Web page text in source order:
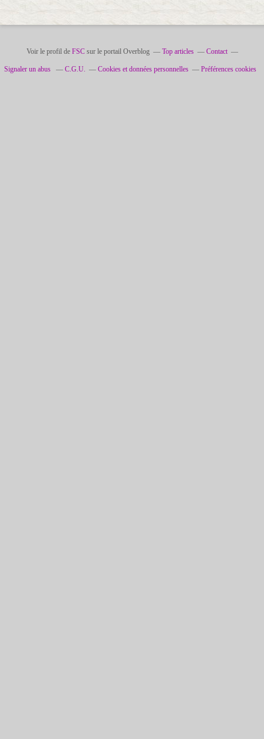
Voir le profil de FSCsur le portail Overblog Top articles Contact
Signaler un abus C.G.U. Cookies et données personnelles Préférences cookies